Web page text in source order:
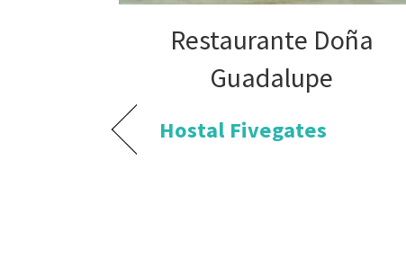
Restaurante Doña
Guadalupe
Hostal Fivegates